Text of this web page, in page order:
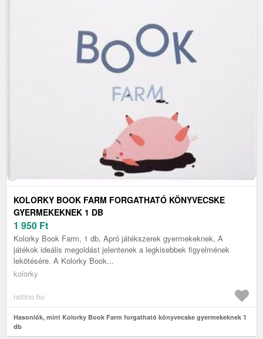
KOLORKY BOOK FARM FORGATHATÓ KÖNYVECSKE
GYERMEKEKNEK 1 DB
1 950 Ft
Kolorky Book Farm, 1 db, Apró játékszerek gyermekeknek, A
játékok ideális megoldást jelentenek a legkisebbek figyelmének
lekötésére. A Kolorky Book...
kolorky
notino.hu
Hasonlók, mint Kolorky Book Farm forgatható könyvecske gyermekeknek 1
db